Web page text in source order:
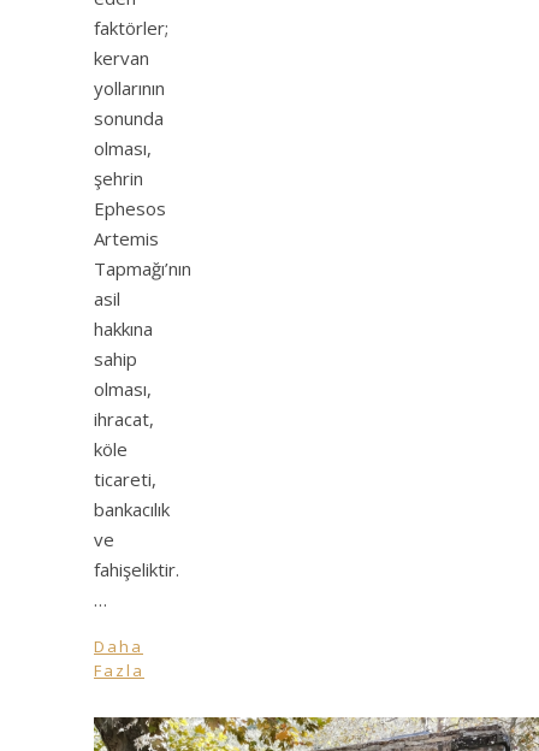
faktörler;
kervan
yollarının
sonunda
olması,
şehrin
Ephesos
Artemis
Tapmağı’nın
asil
hakkına
sahip
olması,
ihracat,
köle
ticareti,
bankacılık
ve
fahişeliktir.
…
Daha
Fazla